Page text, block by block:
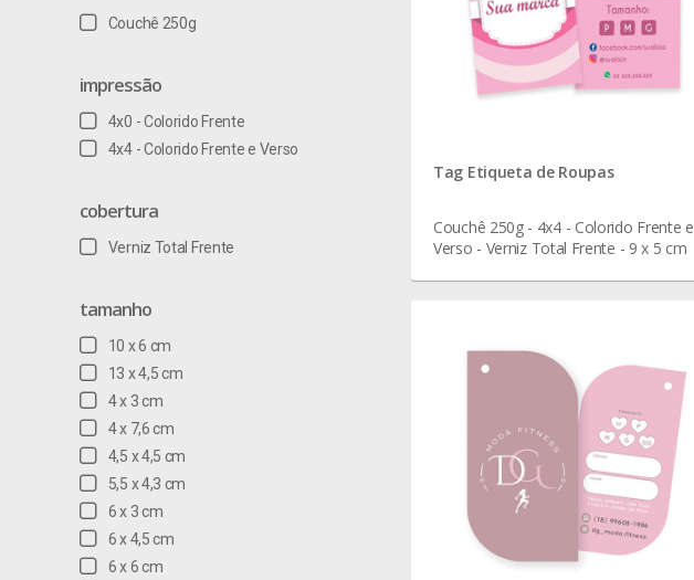
Couchê 250g
impressão
4x0 - Colorido Frente
4x4 - Colorido Frente e Verso
cobertura
Verniz Total Frente
tamanho
10 x 6 cm
13 x 4,5 cm
4 x 3 cm
4 x 7,6 cm
4,5 x 4,5 cm
5,5 x 4,3 cm
6 x 3 cm
6 x 4,5 cm
6 x 6 cm
Tag Etiqueta de Roupas
Couchê 250g - 4x4 - Colorido Frente e
Verso - Verniz Total Frente - 9 x 5 cm